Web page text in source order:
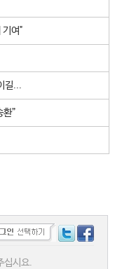
기여"
길...
환”
십시요.